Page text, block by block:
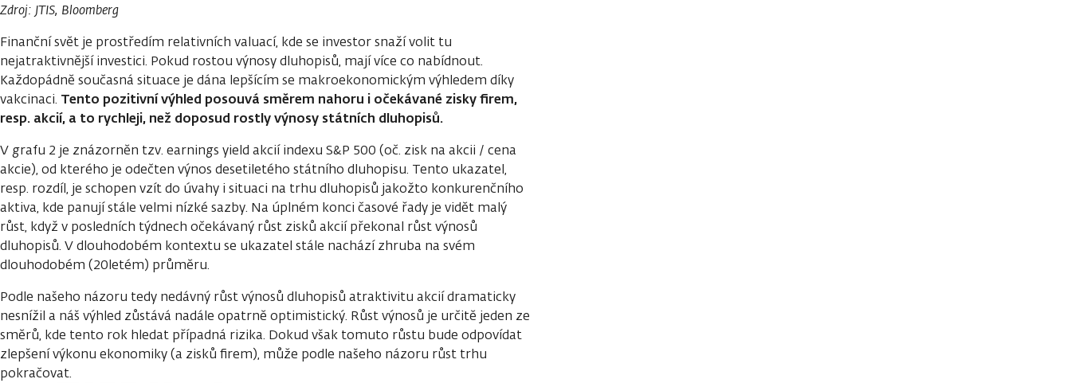
Zdroj: JTIS, Bloomberg
Finanční svět je prostředím relativních valuací, kde se investor snaží volit tu
nejatraktivnější investici. Pokud rostou výnosy dluhopisů, mají více co nabídnout.
Každopádně současná situace je dána lepšícím se makroekonomickým výhledem díky
vakcinaci. Tento pozitivnívýhled posouvá směrem nahoru i očekávané zisky firem,
resp. akcií, a to rychleji, než doposud rostly výnosy státních dluhopisů.
V grafu 2 je znázorněn tzv. earnings yield akcií indexu S&P 500 (oč. zisk na akcii / cena
akcie), od kterého je odečten výnos desetiletého státního dluhopisu. Tento ukazatel,
resp. rozdíl, je schopen vzít do úvahy i situaci na trhu dluhopisů jakožto konkurenčního
aktiva, kde panují stále velmi nízké sazby. Na úplném konci časové řady je vidět malý
růst, když v posledních týdnech očekávaný růst zisků akcií překonal růst výnosů
dluhopisů. V dlouhodobém kontextu se ukazatel stále nachází zhruba na svém
dlouhodobém (20letém) průměru.
Podle našeho názoru tedy nedávný růst výnosů dluhopisů atraktivitu akcií dramaticky
nesnížil a náš výhled zůstává nadále opatrně optimistický. Růst výnosů je určitě jeden ze
směrů, kde tento rok hledat případná rizika. Dokud však tomuto růstu bude odpovídat
zlepšení výkonu ekonomiky (a zisků firem), může podle našeho názoru růst trhu
pokračovat.